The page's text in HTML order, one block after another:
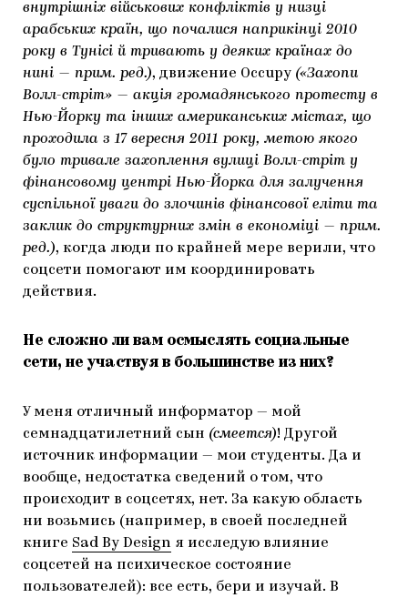
внутрішніх військових конфліктів у низці
арабських країн, що почалися наприкінці 2010
року в Тунісі й тривають у деяких країнах до
нині — прим. ред.), движение Occupy («Захопи
Волл-стріт» — акція громадянського протесту в
Нью-Йорку та інших американських містах, що
проходила з 17 вересня 2011 року, метою якого
було тривале захоплення вулиці Волл-стріт у
фінансовому центрі Нью-Йорка для залучення
суспільної уваги до злочинів фінансової еліти та
заклик до структурних змін в економіці — прим.
ред.), когда люди по крайней мере верили, что
соцсети помогают им координировать
действия.
Не сложно ли вам осмыслять социальные
сети, не участвуя в большинстве из них?
У меня отличный информатор — мой
семнадцатилетний сын (смеется)! Другой
источник информации — мои студенты. Да и
вообще, недостатка сведений о том, что
происходит в соцсетях, нет. За какую область
ни возьмись (например, в своей последней
книге Sad By Design я исследую влияние
соцсетей на психическое состояние
пользователей): все есть, бери и изучай. В